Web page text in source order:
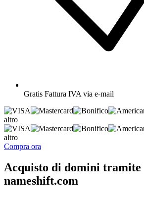
Gratis Fattura IVA via e-mail
altro
altro
Compra ora
Acquisto di domini tramite
nameshift.com